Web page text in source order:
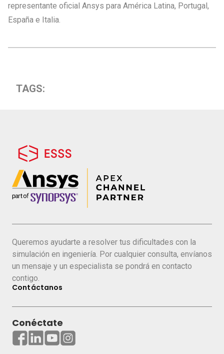
representante oficial Ansys para América Latina, Portugal,
España e Italia.
TAGS:
Queremos ayudarte a resolver tus dificultades con la
simulación en ingeniería. Por cualquier consulta, envíanos
un mensaje y un especialista se pondrá en contacto
contigo.
Contáctanos
Conéctate